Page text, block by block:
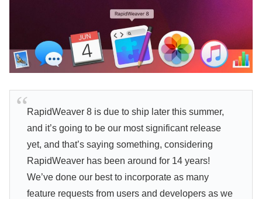
RapidWeaver 8 is due to ship later this summer,
and it’s going to be our most significant release
yet, and that’s saying something, considering
RapidWeaver has been around for 14 years!
We’ve done our best to incorporate as many
feature requests from users and developers as we